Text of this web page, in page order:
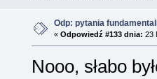
Odp: pytania
« Odpowiedź #133 dnia: 23
Nooo, słabo